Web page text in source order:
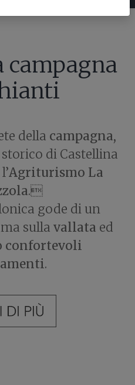
campagna
della campagna,
di Castellina
Agriturismo La
.
gode di un
sulla vallata ed
confortevoli
.